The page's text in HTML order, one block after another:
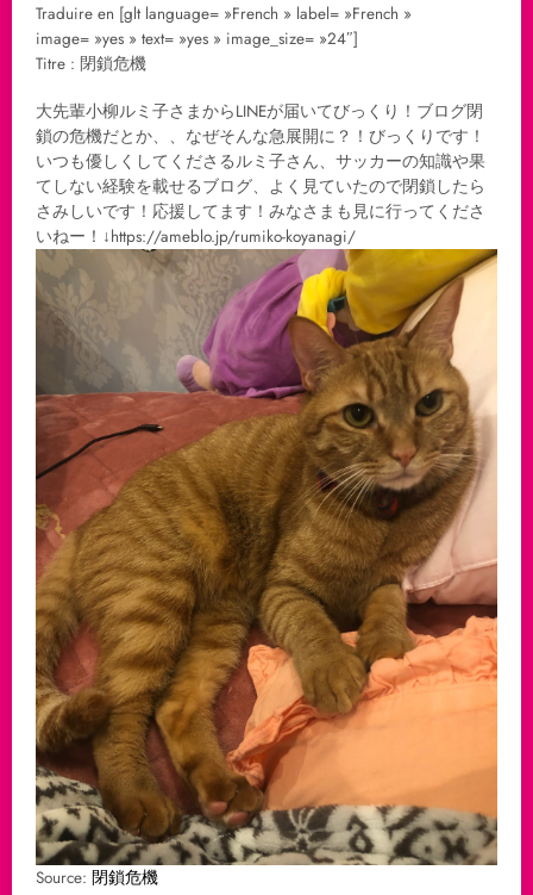
Traduire en [glt language= »French » label= »French »
image= »yes » text= »yes » image_size= »24″]
Titre : 閉鎖危機
大先輩小柳ルミ子さまからLINEが届いてびっくり！ブログ閉
鎖の危機だとか、、なぜそんな急展開に？！びっくりです！
いつも優しくしてくださるルミ子さん、サッカーの知識や果
てしない経験を載せるブログ、よく見ていたので閉鎖したら
さみしいです！応援してます！みなさまも見に行ってくださ
いねー！↓https://ameblo.jp/rumiko-koyanagi/
Source: 閉鎖危機